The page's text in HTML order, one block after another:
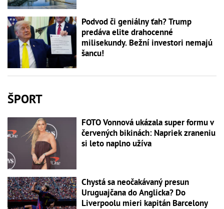
Podvod či geniálny ťah? Trump
predáva elite drahocenné
milisekundy. Bežní investori nemajú
šancu!
ŠPORT
FOTO Vonnová ukázala super formu v
červených bikinách: Napriek zraneniu
si leto naplno užíva
Chystá sa neočakávaný presun
Uruguajčana do Anglicka? Do
Liverpoolu mieri kapitán Barcelony